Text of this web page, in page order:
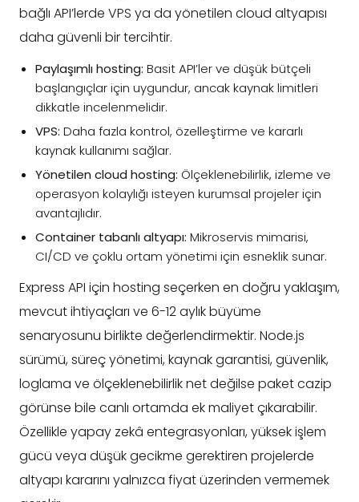
bağlı API’lerde VPS ya da yönetilen cloud altyapısı
daha güvenli bir tercihtir.
Paylaşımlı hosting: Basit API’ler ve düşük bütçeli
başlangıçlar için uygundur, ancak kaynak limitleri
dikkatle incelenmelidir.
VPS: Daha fazla kontrol, özelleştirme ve kararlı
kaynak kullanımı sağlar.
Yönetilen cloud hosting: Ölçeklenebilirlik, izleme ve
operasyon kolaylığı isteyen kurumsal projeler için
avantajlıdır.
Container tabanlı altyapı: Mikroservis mimarisi,
CI/CD ve çoklu ortam yönetimi için esneklik sunar.
Express API için hosting seçerken en doğru yaklaşım,
mevcut ihtiyaçları ve 6-12 aylık büyüme
senaryosunu birlikte değerlendirmektir. Node.js
sürümü, süreç yönetimi, kaynak garantisi, güvenlik,
loglama ve ölçeklenebilirlik net değilse paket cazip
görünse bile canlı ortamda ek maliyet çıkarabilir.
Özellikle yapay zekâ entegrasyonları, yüksek işlem
gücü veya düşük gecikme gerektiren projelerde
altyapı kararını yalnızca fiyat üzerinden vermemek